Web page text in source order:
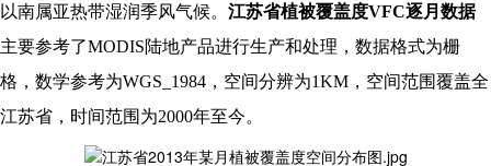
以南属亚热带湿润季风气候。 江苏省植被覆盖度VFC逐月数据
主要参考了MODIS陆地产品进行生产和处理，数据格式为栅
格，数学参考为WGS_1984，空间分辨为1KM，空间范围覆盖全
江苏省，时间范围为2000年至今。